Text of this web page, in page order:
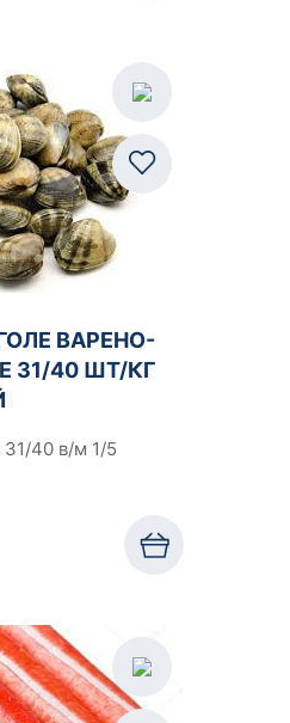
ВАРЕНО-
31/40 ШТ/КГ
40 в/м 1/5